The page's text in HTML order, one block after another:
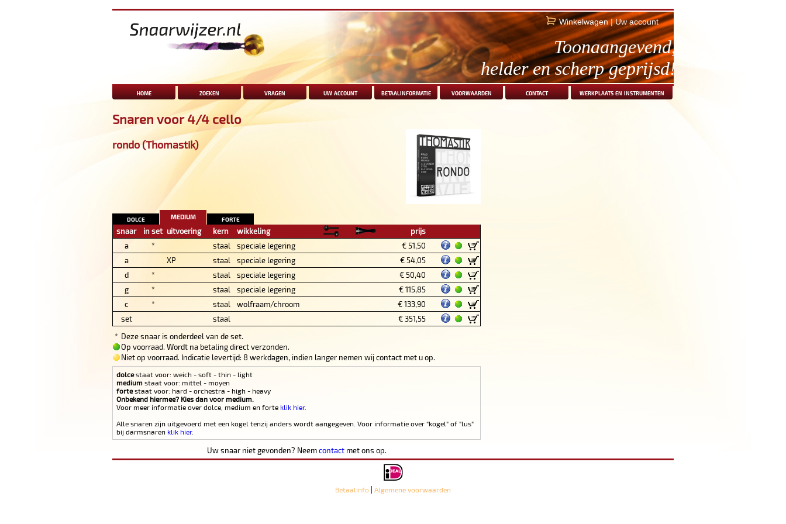
Winkelwagen | Uw account
Toonaangevend,
helder en scherp geprijsd!
home zoeken vragen uw account betaalinformatie voorwaarden contact werkplaats en instrumenten
Snaren voor 4/4 cello
rondo (Thomastik)
dolce medium forte
snaar in set uitvoering kern wikkeling
prijs
a
* staal speciale legering
€ 51,50
a
XP staal speciale legering
€ 54,05
d
* staal speciale legering
€ 50,40
g
* staal speciale legering
€ 115,85
c
* staal wolfraam/chroom
€ 133,90
set
staal
€ 351,55
* Deze snaar is onderdeel van de set.
Op voorraad. Wordt na betaling direct verzonden.
Niet op voorraad. Indicatie levertijd: 8 werkdagen, indien langer nemen wij contact met u op.
dolcestaat voor: weich - soft - thin - light
medium staat voor: mittel - moyen
fortestaat voor: hard - orchestra - high - heavy
Onbekend hiermee? Kies dan voor medium.
Voor meer informatie over dolce, medium en forte klik hier.
Alle snaren zijn uitgevoerd met een kogel tenzij anders wordt aangegeven. Voor informatie over "kogel" of "lus"
bij darmsnaren klik hier.
Uw snaar niet gevonden? Neemcontactmet ons op.
Betaalinfo Algemene voorwaarden